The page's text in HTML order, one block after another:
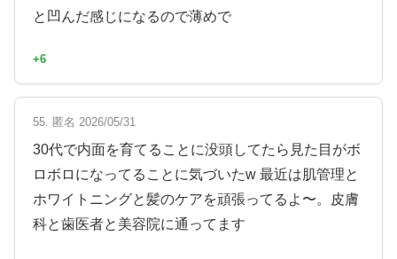
と凹んだ感じになるので薄めで
+6
55. 匿名 2026/05/31
30代で内面を育てることに没頭してたら見た目がボ
ロボロになってることに気づいたw 最近は肌管理と
ホワイトニングと髪のケアを頑張ってるよ〜。皮膚
科と歯医者と美容院に通ってます